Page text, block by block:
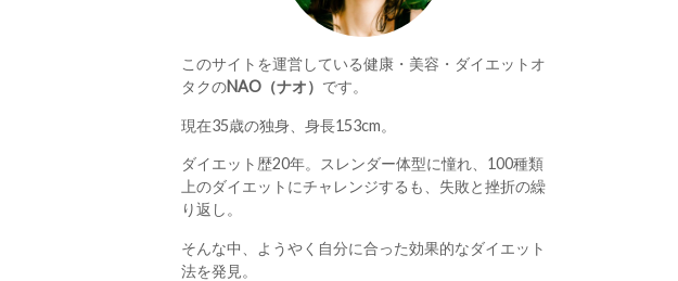
このサイトを運営している健康・美容・ダイエットオ
タクのNAO（ナオ） です。
現在35歳の独身、身長153cm。
ダイエット歴20年。スレンダー体型に憧れ、100種類
上のダイエットにチャレンジするも、失敗と挫折の繰
り返し。
そんな中、ようやく自分に合った効果的なダイエット
法を発見。